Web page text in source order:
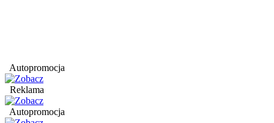
Autopromocja
Reklama
Autopromocja